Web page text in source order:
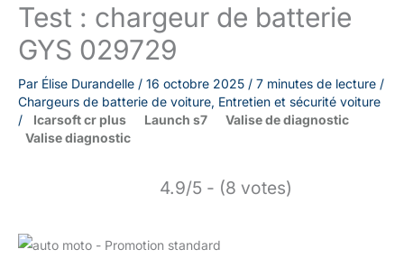
Test : chargeur de batterie
GYS 029729
Par Élise Durandelle / 16 octobre 2025 / 7 minutes de lecture /
Chargeurs de batterie de voiture, Entretien et sécurité voiture
/
Icarsoft cr plus Launch s7
Valise de diagnostic
Valise diagnostic
4.9/5 - (8 votes)